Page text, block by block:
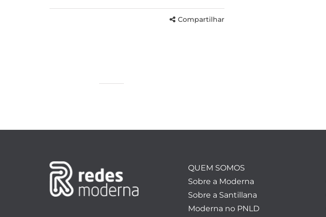
Compartilhar
QUEM SOMOS
Sobre a Moderna
Sobre a Santillana
Moderna no PNLD